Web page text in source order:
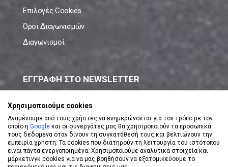
Επιλογές Cookies
Όροι Διαγωνισμών
Διαγωνισμοί
ΕΓΓΡΑΦΗ ΣΤΟ NEWSLETTER
ΕΓΓΡΑΦΗ ΣΤΟ NEWSLETTER
Χρησιμοποιούμε cookies
Αναμένουμε από τους χρήστες να ενημερώνονται για τον τρόπο με τον
οποίο η Google και οι συνεργάτες μας θα χρησιμοποιούν τα προσωπικά
τους δεδομένα όταν δίνουν τη συγκατάθεσή τους και βελτιώνουν την
εμπειρία χρήστη. Τα cookies που διατηρούν τη λειτουργία του ιστότοπου
είναι πάντα ενεργοποιημένα. Χρησιμοποιούμε αναλυτικά στοιχεία και
μάρκετινγκ cookies για να μας βοηθήσουν να εξατομικεύουμε το